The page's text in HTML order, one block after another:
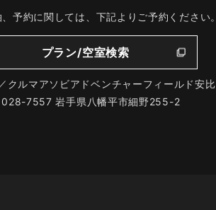
予約に関しては、下記よりご予約ください。
プラン/空室検索
クルマアソビアドベンチャーフィールド安比
028-7557 岩手県八幡平市細野255-2